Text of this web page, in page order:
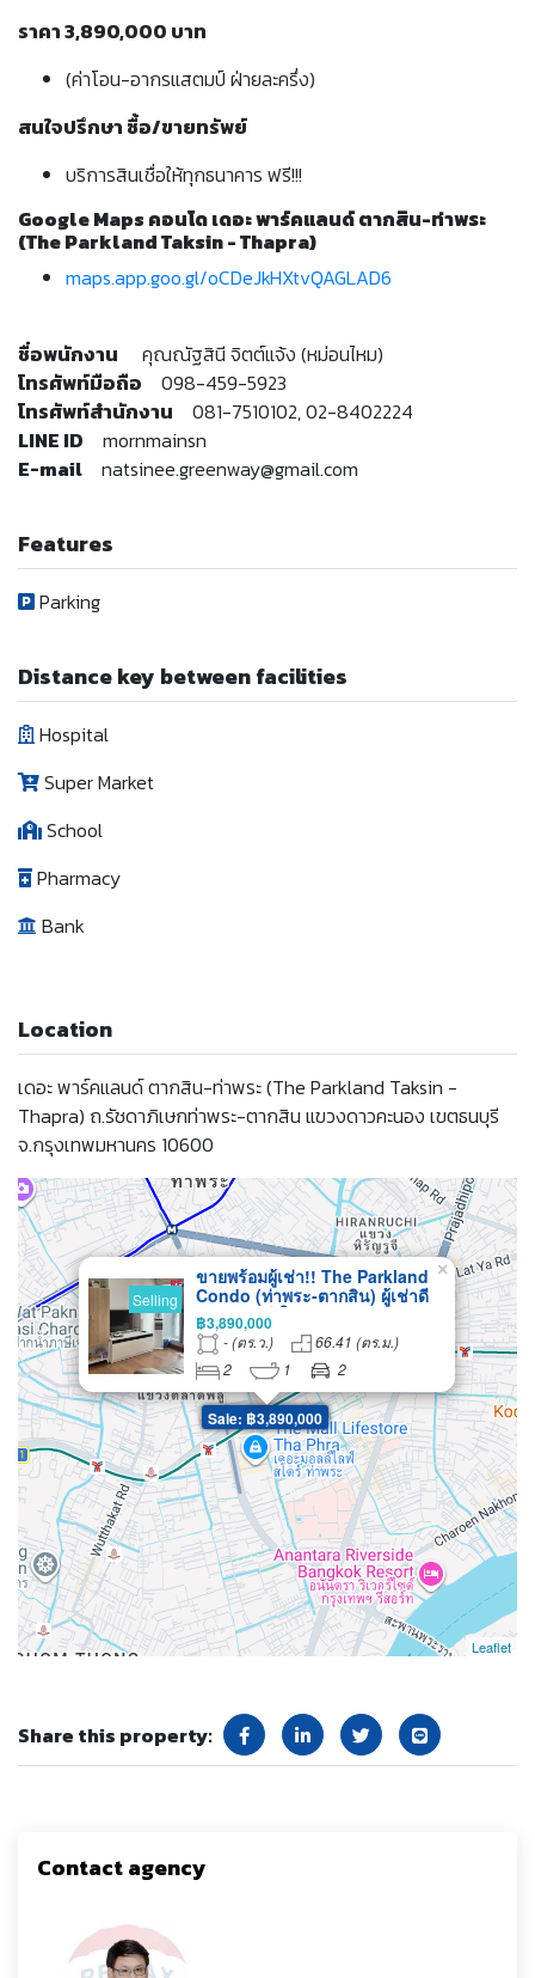
ราคา 3,890,000 บาท
(ค่าโอน-อากรแสตมป์ ฝ่ายละครึ่ง)
สนใจปรึกษา ซื้อ/ขายทรัพย์
บริการสินเชื่อให้ทุกธนาคาร ฟรี!!!
Google Maps คอนโด เดอะ พาร์คแลนด์ ตากสิน-ท่าพระ
(The Parkland Taksin - Thapra)
maps.app.goo.gl/oCDeJkHXtvQAGLAD6
ชื่อพนักงาน คุณณัฐสินี จิตต์แจ้ง (หม่อนไหม)
โทรศัพท์มือถือ 098-459-5923
โทรศัพท์สำนักงาน 081-7510102, 02-8402224
LINE ID mornmainsn
E-mail natsinee.greenway@gmail.com
Features
Parking
Distance key between facilities
Hospital
Super Market
School
Pharmacy
Bank
Location
เดอะ พาร์คแลนด์ ตากสิน-ท่าพระ (The Parkland Taksin -
Thapra) ถ.รัชดาภิเษกท่าพระ-ตากสิน แขวงดาวคะนอง เขตธนบุรี
จ.กรุงเทพมหานคร 10600
Sale: ฿3,890,000
Selling
ขายพร้อมผู้เช่า!! The Parkland
Condo (ท่าพระ-ตากสิน) ผู้เช่าดี
สัญญา 2 ปี ใกล้ MRTตลาดพลู น่า
ลงทุนมากๆ
฿3,890,000
- (ตร.ว.)
66.41 (ตร.ม.)
2
1 2
×
Leaflet
Share this property:
Contact agency